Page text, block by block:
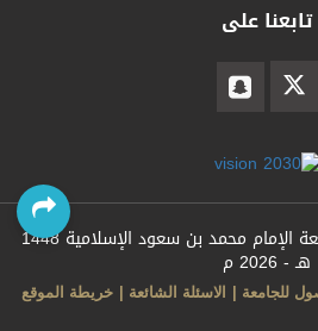
تابعنا على
الإمام محمد بن سعود الإسلامية1448
هـ - 2026 م
للجامعة الاسئلة الشائعة خريطة الموقع